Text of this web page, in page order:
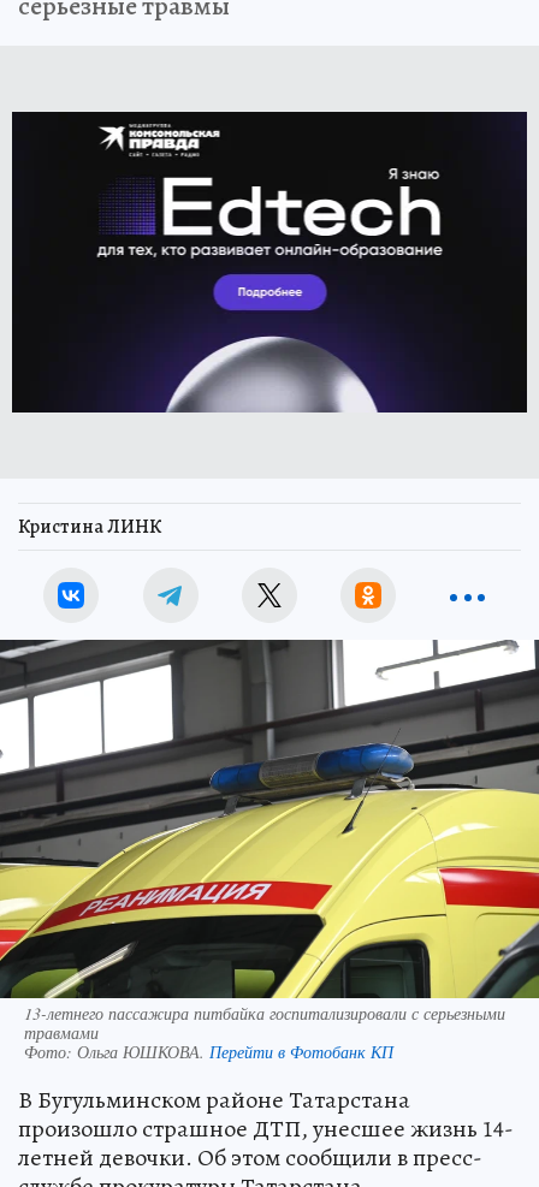
Кристина ЛИНК
13-летнего пассажира питбайка госпитализировали с серьезными
травмами
Фото: Ольга ЮШКОВА. Перейти в Фотобанк КП
В Бугульминском районе Татарстана
произошло страшное ДТП, унесшее жизнь 14-
летней девочки. Об этом сообщили в пресс-